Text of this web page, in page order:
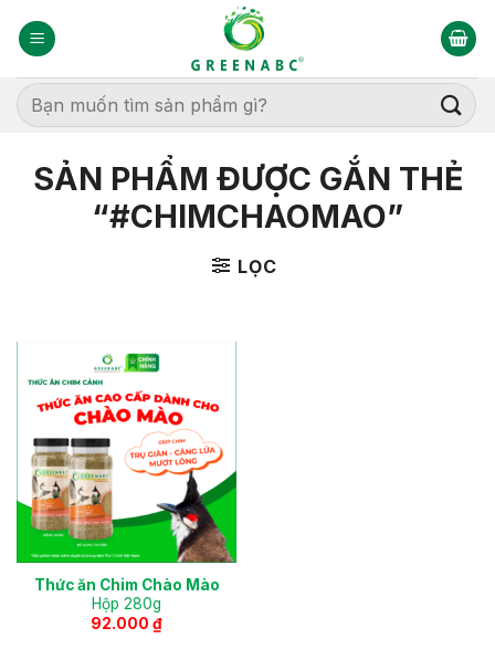
qua
dung
Tìm
kiếm:
SẢN PHẨM ĐƯỢC GẮN THẺ
“#CHIMCHAOMAO”
LỌC
Thức ăn Chim Chào Mào
Hộp 280g
92.000 ₫